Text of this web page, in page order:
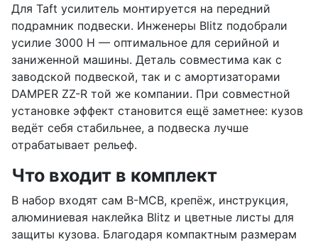
Для Taft усилитель монтируется на передний
подрамник подвески. Инженеры Blitz подобрали
усилие 3000 Н — оптимальное для серийной и
заниженной машины. Деталь совместима как с
заводской подвеской, так и с амортизаторами
DAMPER ZZ-R той же компании. При совместной
установке эффект становится ещё заметнее: кузов
ведёт себя стабильнее, а подвеска лучше
отрабатывает рельеф.
Что входит в комплект
В набор входят сам B-MCB, крепёж, инструкция,
алюминиевая наклейка Blitz и цветные листы для
защиты кузова. Благодаря компактным размерам